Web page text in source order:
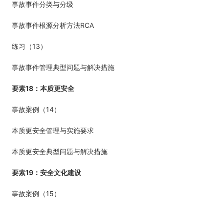
事故事件分类与分级
事故事件根源分析方法RCA
练习（13）
事故事件管理典型问题与解决措施
要素18 ：本质更安全
事故案例（14）
本质更安全管理与实施要求
本质更安全典型问题与解决措施
要素19 ：安全文化建设
事故案例（15）